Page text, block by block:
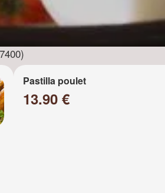
Pastilla poulet
13.90 €